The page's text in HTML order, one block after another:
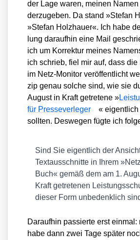
der Lage waren, mei­nen
der­zu­ge­ben. Da stand »Ste­fan
»Ste­fan Holz­hau­er«. Ich habe
lung dar­auf­hin eine Mail
ich um Kor­rek­tur mei­nes
ich schrieb, fiel mir auf, dass die
im Netz-Moni­tor ver­öf­fent­licht
zip genau sol­che sind, wie sie
August in Kraft getre­te­ne »
für Pres­se­ver­le­ger
«
soll­ten. Des­we­gen füg­te ich
Sind Sie eigent­lich der
Text­aus­schnit­te in Ihrem
Buch« gemäß dem am 1.
Kraft getre­te­nen
die­ser Form unbe­denk­lich
Dar­auf­hin pas­sier­te erst ein­mal:
habe dann zwei Tage spä­ter